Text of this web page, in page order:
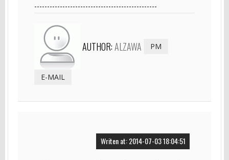
------------------------------------------------
AUTHOR:ALZAWA PM
E-MAIL
Writen at: 2014-07-03 18:04:51